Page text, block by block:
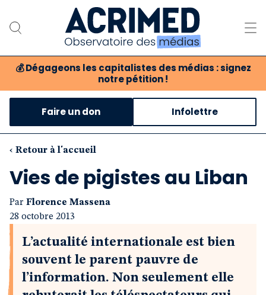
💰 Dégageons les capitalistes des médias : signez
notre pétition !
Notre association
Notre critique des médias
Nos propositions
Notre revue
Boutique
Faire un don Infolettre
‹ Retour à l'accueil
Vies de pigistes au Liban
Par Florence Massena
28 octobre 2013
L’actualité internationale est bien
souvent le parent pauvre de
l’information. Non seulement elle